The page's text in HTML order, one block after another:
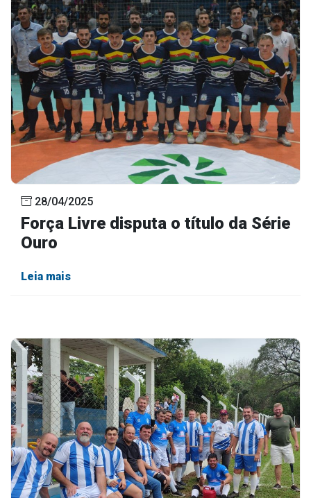
28/04/2025
Força Livre disputa o título da Série
Ouro
Leia mais